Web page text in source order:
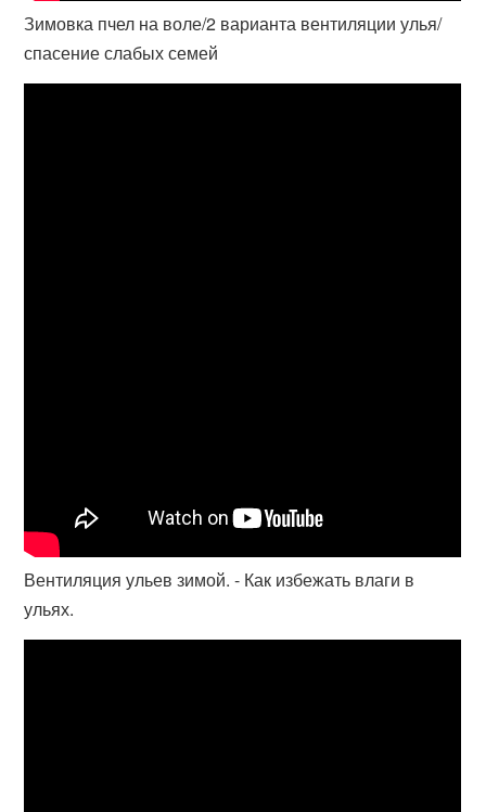
Зимовка пчел на воле/2 варианта вентиляции улья/
спасение слабых семей
Вентиляция ульев зимой. - Как избежать влаги в
ульях.